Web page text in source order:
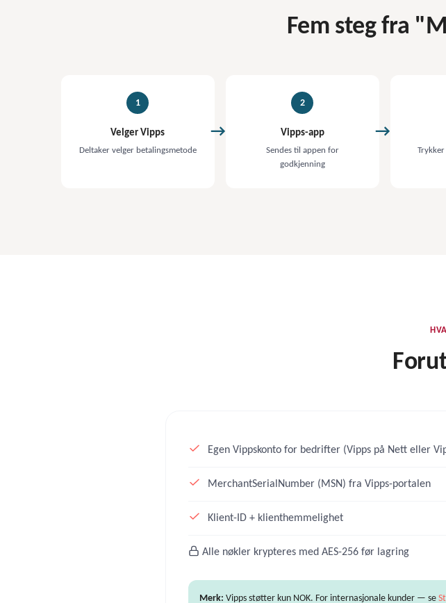
Fem steg fra
1
Velger Vipps
Deltaker velger betalingsmetode
2
Vipps-app
Sendes til appen for
godkjenning
Egen Vippskonto for bedrifter (Vipps på Nett eller
MerchantSerialNumber (MSN) fra Vipps-portalen
Klient-ID + klienthemmelighet
Alle nøkler krypteres med AES-256 før lagring
Merk: Vipps støtter kun NOK. For internasjonale kunder — se